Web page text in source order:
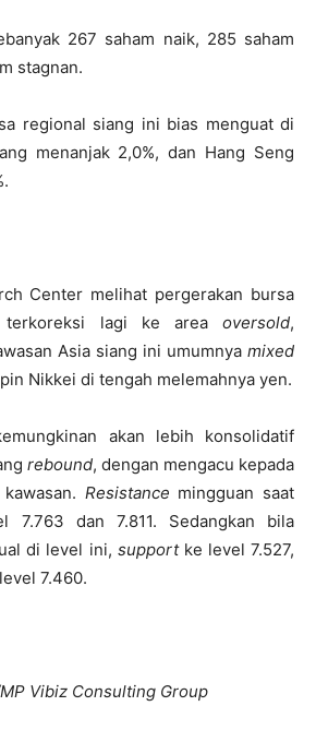
267 saham naik, 285 saham
stagnan.
regional siang ini bias menguat di
menanjak 2,0%, dan Hang Seng
Center melihat pergerakan bursa
lagi ke area oversold,
Asia siang ini umumnya mixed
Nikkei di tengah melemahnya yen.
akan lebih konsolidatif
rebound, dengan mengacu kepada
Resistance mingguan saat
7.763 dan 7.811. Sedangkan bila
di level ini, supportke level 7.527,
7.460.
Vibiz Consulting Group